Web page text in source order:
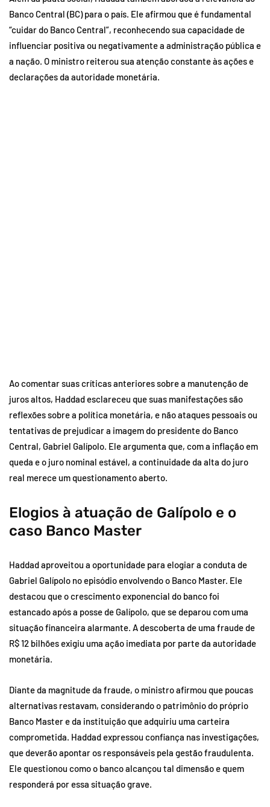
Banco Central (BC) para o país. Ele afirmou que é fundamental
“cuidar do Banco Central”, reconhecendo sua capacidade de
influenciar positiva ou negativamente a administração pública e
a nação. O ministro reiterou sua atenção constante às ações e
declarações da autoridade monetária.
Ao comentar suas críticas anteriores sobre a manutenção de
juros altos, Haddad esclareceu que suas manifestações são
reflexões sobre a política monetária, e não ataques pessoais ou
tentativas de prejudicar a imagem do presidente do Banco
Central, Gabriel Galípolo. Ele argumenta que, com a inflação em
queda e o juro nominal estável, a continuidade da alta do juro
real merece um questionamento aberto.
Elogios à atuação de Galípolo e o
caso Banco Master
Haddad aproveitou a oportunidade para elogiar a conduta de
Gabriel Galípolo no episódio envolvendo o Banco Master. Ele
destacou que o crescimento exponencial do banco foi
estancado após a posse de Galípolo, que se deparou com uma
situação financeira alarmante. A descoberta de uma fraude de
R$ 12 bilhões exigiu uma ação imediata por parte da autoridade
monetária.
Diante da magnitude da fraude, o ministro afirmou que poucas
alternativas restavam, considerando o patrimônio do próprio
Banco Master e da instituição que adquiriu uma carteira
comprometida. Haddad expressou confiança nas investigações,
que deverão apontar os responsáveis pela gestão fraudulenta.
Ele questionou como o banco alcançou tal dimensão e quem
responderá por essa situação grave.